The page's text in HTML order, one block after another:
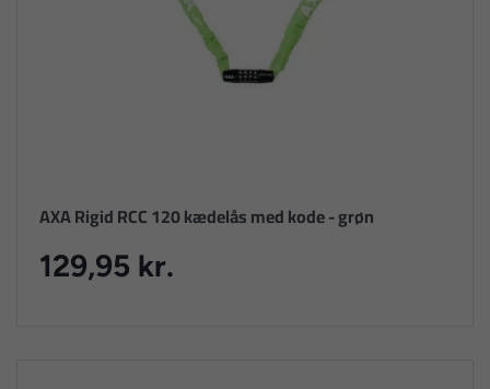
AXA Rigid RCC 120 kædelås med kode - grøn
129,95 kr.